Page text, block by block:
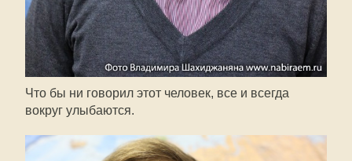
Что бы ни говорил этот человек, все и всегда
вокруг улыбаются.